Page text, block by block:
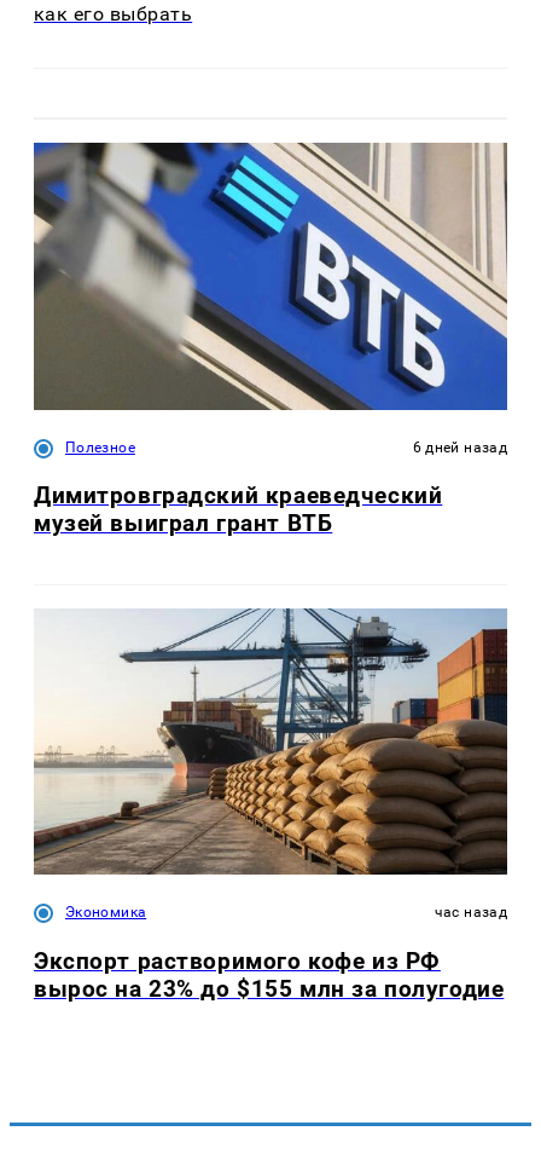
как его выбрать
Полезное 6 дней назад
Димитровградский краеведческий
музей выиграл грант ВТБ
Экономика час назад
Экспорт растворимого кофе из РФ
вырос на 23% до $155 млн за полугодие